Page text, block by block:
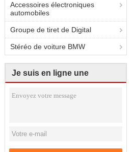
Accessoires électroniques
automobiles
Groupe de tiret de Digital
Stéréo de voiture BMW
Je suis en ligne une